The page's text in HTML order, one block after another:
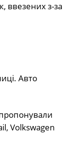
ввезених з-за
Авто
Volkswagen